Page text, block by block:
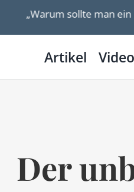
„Warum sollte man ein
Artikel
Der